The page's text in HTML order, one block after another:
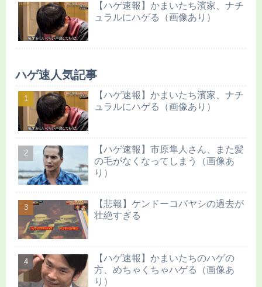
【ハゲ速報】かまいたち濱家、ナチ
ュラルにハゲる（画像あり）
ハゲ速人気記事
【ハゲ速報】かまいたち濱家、ナチ
ュラルにハゲる（画像あり）
【ハゲ速報】市原隼人さん、また髪
の毛がなくなってしまう（画像あ
り）
【悲報】ケンドーコバヤシの過去が
壮絶すぎる
【ハゲ速報】かまいたちのハゲの
方、めちゃくちゃハゲる（画像あ
り）